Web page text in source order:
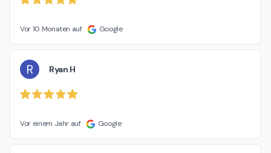
Vor 10 Monaten auf Google
R Ryan H
Vor einem Jahr auf Google